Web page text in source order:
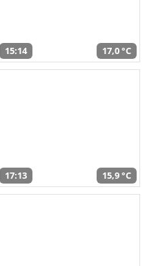
15:14 17,0 °C
17:13 15,9 °C